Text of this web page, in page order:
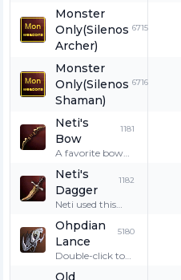
Monster
Only(Silenos
Archer)
6715
Monster
Only(Silenos
Shaman)
6716
Neti's
Bow
1181
A favorite bow
was once a
Treasure Hunter.
Use it when
skeletons and
spartoi of the
Ruins of Agony
Neti's
Dagger
1182
Neti used this
was a Treasure
Hunter. Use it
when hunting
Ohpdian
Lance
5180
Double-click to
Old